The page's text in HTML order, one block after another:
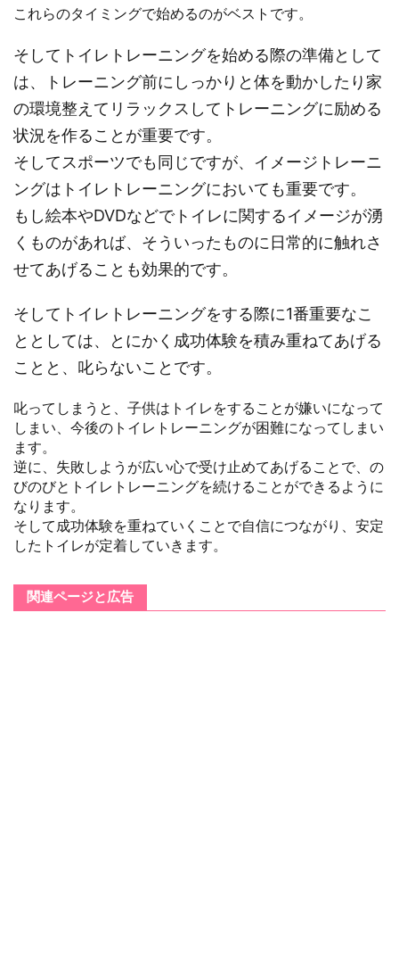
これらのタイミングで始めるのがベストです。
そしてトイレトレーニングを始める際の準備として
は、トレーニング前にしっかりと体を動かしたり家
の環境整えてリラックスしてトレーニングに励める
状況を作ることが重要です。
そしてスポーツでも同じですが、イメージトレーニ
ングはトイレトレーニングにおいても重要です。
もし絵本やDVDなどでトイレに関するイメージが湧
くものがあれば、そういったものに日常的に触れさ
せてあげることも効果的です。
そしてトイレトレーニングをする際に1番重要なこ
ととしては、とにかく成功体験を積み重ねてあげる
ことと、叱らないことです。
叱ってしまうと、子供はトイレをすることが嫌いになって
しまい、今後のトイレトレーニングが困難になってしまい
ます。
逆に、失敗しようが広い心で受け止めてあげることで、の
びのびとトイレトレーニングを続けることができるように
なります。
そして成功体験を重ねていくことで自信につながり、安定
したトイレが定着していきます。
関連ページと広告